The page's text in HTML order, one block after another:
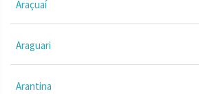
Araçuaí
Araguari
Arantina